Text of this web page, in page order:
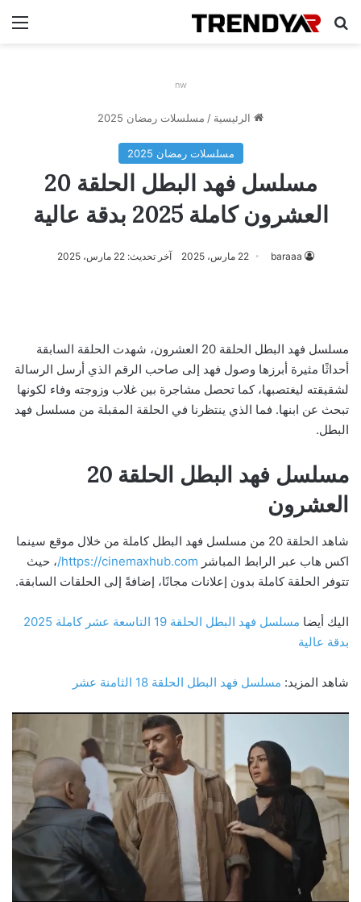
بحث عن
nw
الرئيسية / مسلسلات رمضان 2025
مسلسلات رمضان 2025
مسلسل فهد البطل الحلقة 20
العشرون كاملة 2025 بدقة عالية
baraaa 22 مارس، 2025 آخر تحديث: 22 مارس، 2025
مسلسل فهد البطل الحلقة 20 العشرون، شهدت الحلقة السابقة
أحداثًا مثيرة أبرزها وصول فهد إلى صاحب الرقم الذي أرسل الرسالة
لشقيقته ليغتصبها، كما تحصل مشاجرة بين غلاب وزوجته وفاء لكونها
تبحث عن ابنها. فما الذي ينتظرنا في الحلقة المقبلة من مسلسل فهد
البطل.
مسلسل فهد البطل الحلقة 20
العشرون
شاهد الحلقة 20 من مسلسل فهد البطل كاملة من خلال موقع سينما
اكس هاب عبر الرابط المباشر https://cinemaxhub.com/ ، حيث
تتوفر الحلقة كاملة بدون إعلانات مجانًا، إضافةً إلى الحلقات السابقة.
اليك أيضا
مسلسل فهد البطل الحلقة 19 التاسعة عشر كاملة 2025
بدقة عالية
شاهد المزيد: مسلسل فهد البطل الحلقة 18 الثامنة عشر